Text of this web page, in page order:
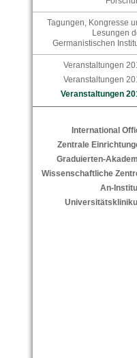
Tagungen, Kongresse
Lesungen
Germanistischen
Veranstaltungen
Veranstaltungen
Veranstaltungen
International
Zentrale
Graduierten-
Wissenschaftliche
An-